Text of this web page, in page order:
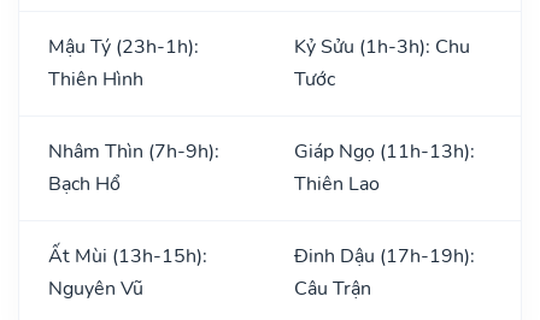
Mậu Tý (23h-1h):
Thiên Hình
Kỷ Sửu (1h-3h): Chu
Tước
Nhâm Thìn (7h-9h):
Bạch Hổ
Giáp Ngọ (11h-13h):
Thiên Lao
Ất Mùi (13h-15h):
Nguyên Vũ
Đinh Dậu (17h-19h):
Câu Trận